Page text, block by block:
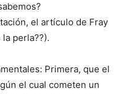
el artículo de Fray
perla??).
Primera, que el
el cual cometen un